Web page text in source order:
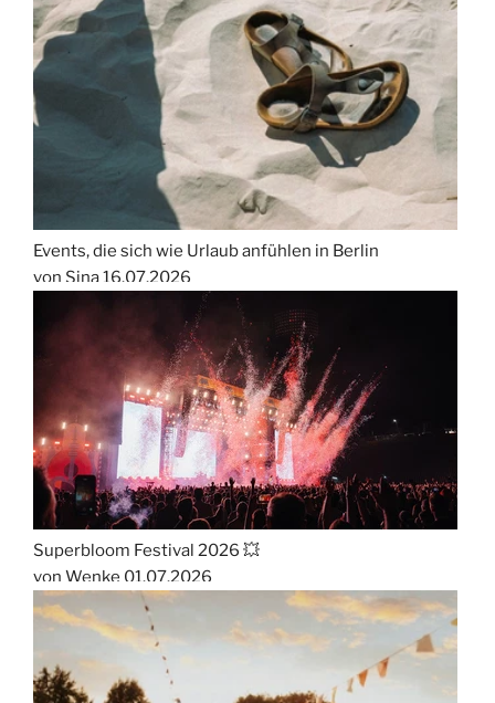
Events, die sich wie Urlaub anfühlen in Berlin
von Sina16.07.2026
Superbloom Festival 2026 💥
von Wenke 01.07.2026